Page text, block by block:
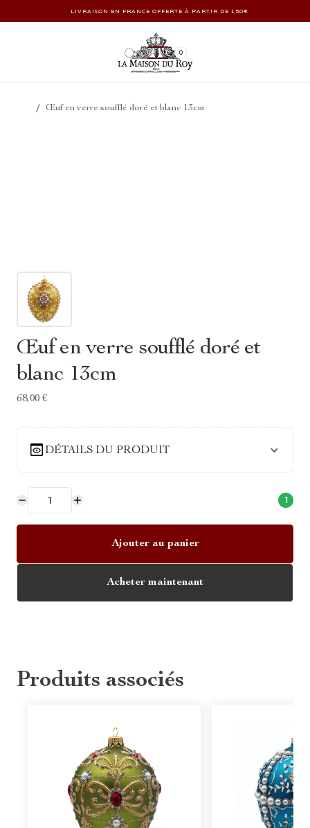
LIVRAISON EN FRANCE OFFERTE À PARTIR DE 150€
0
/ Œuf en verre soufflé doré et blanc 13cm
Œuf en verre soufflé doré et
blanc 13cm
68,00 €
DÉTAILS DU PRODUIT
1
Ajouter au panier
Acheter maintenant
Produits associés